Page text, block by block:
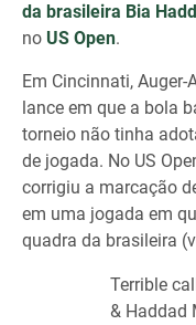
da brasileira Bia
no US Open.
Em Cincinnati,
lance em que a bola
torneio não tinha
de jogada. No US
corrigiu a marcação
em uma jogada em
quadra da brasileira
Terrible
& Haddad